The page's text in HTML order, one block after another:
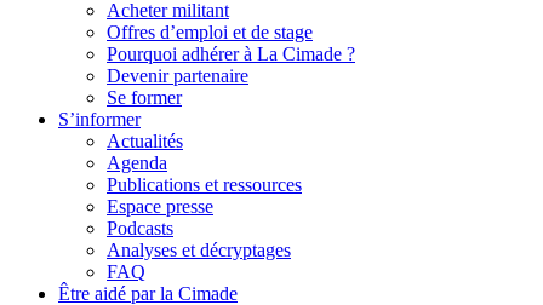
Acheter militant
Offres d’emploi et de stage
Pourquoi adhérer à La Cimade ?
Devenir partenaire
Se former
S’informer
Actualités
Agenda
Publications et ressources
Espace presse
Podcasts
Analyses et décryptages
FAQ
Être aidé par la Cimade